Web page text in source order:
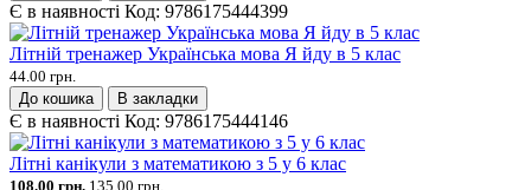
Є в наявності Код: 9786175444399
Літній тренажер Українська мова Я йду в 5 клас
44.00 грн.
До кошика
В закладки
Є в наявності Код: 9786175444146
Літні канікули з математикою з 5 у 6 клас
108.00 грн. 135.00 грн.